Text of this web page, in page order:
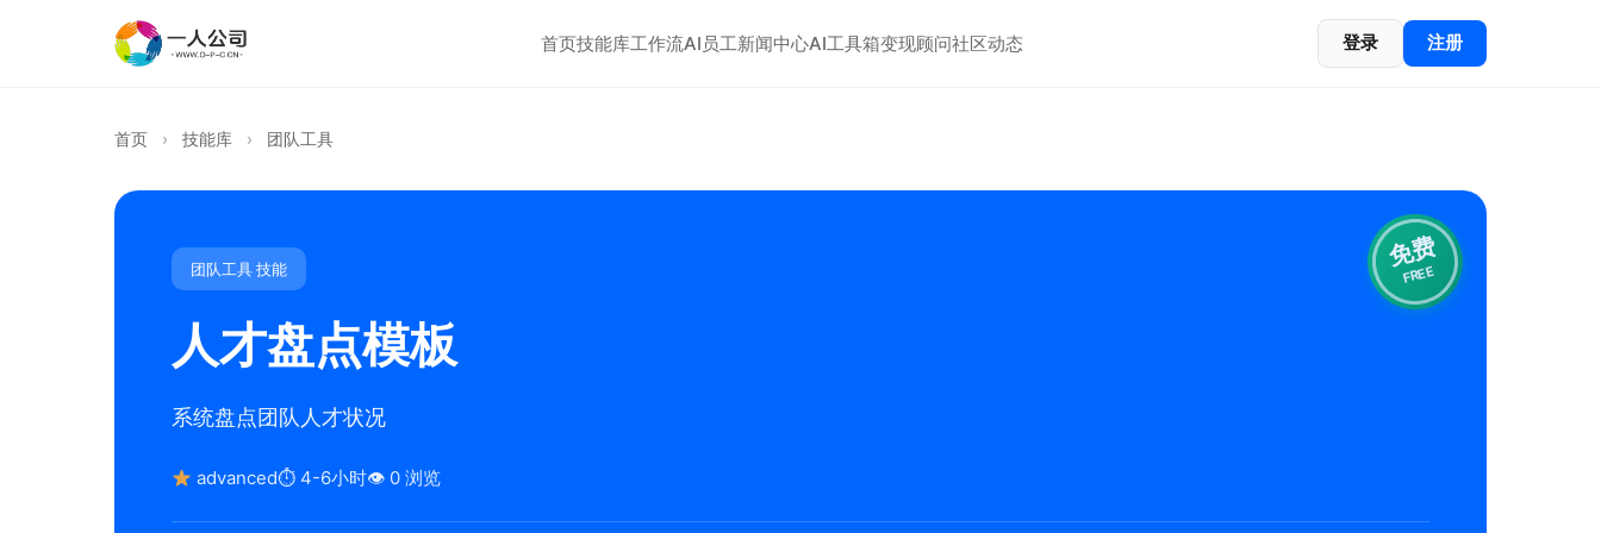
首页技能库工作流AI员工新闻中心AI工具箱变现顾问社区动态 登录 注册
首页 › 技能库 › 团队工具
团队工具 技能
人才盘点模板
免费
FREE
系统盘点团队人才状况
advanced⏱ 4-6小时👁 0 浏览